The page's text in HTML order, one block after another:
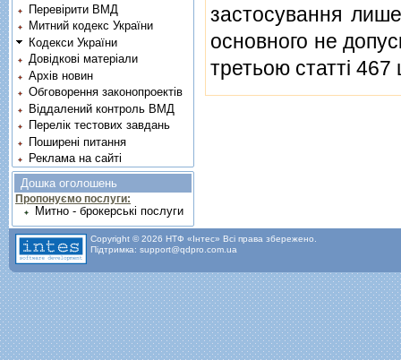
застосування
основного не
третьою статтi 467
Перевірити ВМД
Митний кодекс України
Кодекси України
Довідкові матеріали
Архів новин
Обговорення законопроектів
Віддалений контроль ВМД
Перелік тестових завдань
Поширені питання
Реклама на сайті
Дошка оголошень
Пропонуємо послуги:
Митно - брокерські послуги
Copyright © 2026 НТФ «Інтес» Всі права збережено.
Підтримка: support@qdpro.com.ua